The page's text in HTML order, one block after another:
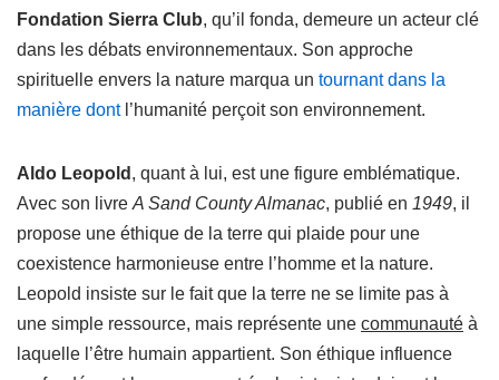
Fondation Sierra Club, qu’il fonda, demeure un acteur clé
dans les débats environnementaux. Son approche
spirituelle envers la nature marqua un tournant dans la
manière dontl’humanité perçoit son environnement.
Aldo Leopold , quant à lui, est une figure emblématique.
Avec son livre A Sand County Almanac, publié en 1949, il
propose une éthique de la terre qui plaide pour une
coexistence harmonieuse entre l’homme et la nature.
Leopold insiste sur le fait que la terre ne se limite pas à
une simple ressource, mais représente une communauté à
laquelle l’être humain appartient. Son éthique influence